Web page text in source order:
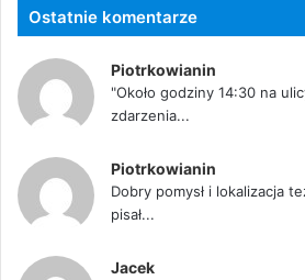
Ostatnie komentarze
Piotrkowianin
"Około godziny 14:30 na
zdarzenia...
Piotrkowianin
Dobry pomysł i lokalizacja
pisał...
Jacek